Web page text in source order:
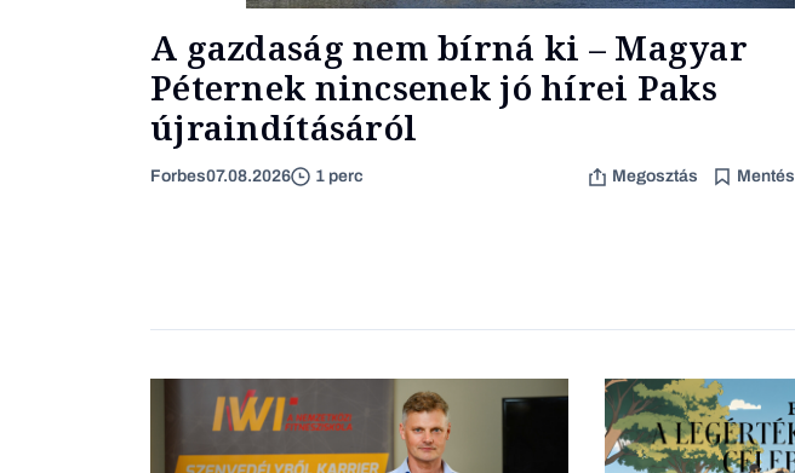
A gazdaság nem bírná ki – Magyar
Péternek nincsenek jó hírei Paks
újraindításáról
Forbes07.08.2026 1 perc Megosztás Mentés